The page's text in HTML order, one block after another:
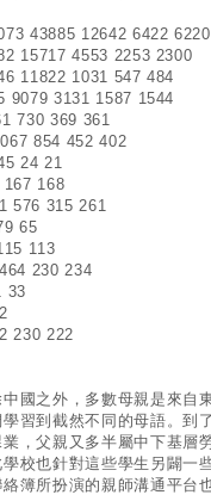
43885 12642 6422 6220
15717 4553 2253 2300
11822 1031 547 484
9079 3131 1587 1544
730 369 361
854 452 402
24 21
167 168
576 315 261
65
113
230 234
33
230 222
國之外，多數母親是來自
習到截然不同的母語。到
，父親又多半屬中下基層
校也針對這些學生另闢一
簿所扮演的親師溝通平台